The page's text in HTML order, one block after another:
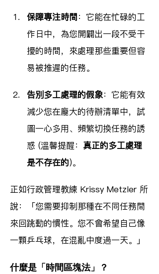
保障專注時間：它能在忙碌的工
作日中，為您開闢出一段不受干
擾的時間，來處理那些重要但容
易被推遲的任務。
告別多工處理的假象：它能有效
減少您在龐大的待辦清單中，試
圖一心多用、頻繁切換任務的誘
惑 (溫馨提醒： 真正的多工處理
是不存在的)。
正如行政管理教練 Krissy Metzler 所
說：「您需要抑制那種在不同任務間
來回跳動的慣性。您不會希望自己像
一顆乒乓球，在混亂中度過一天。」
什麼是「時間區塊法」？